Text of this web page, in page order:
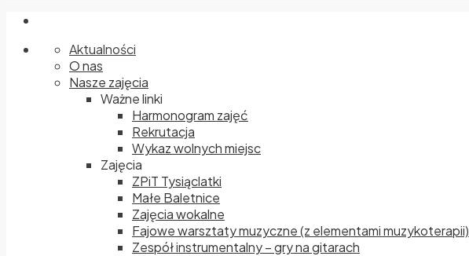
Aktualności
O nas
Nasze zajęcia
Ważne linki
Harmonogram zajęć
Rekrutacja
Wykaz wolnych miejsc
Zajęcia
ZPiT Tysiąclatki
Małe Baletnice
Zajęcia wokalne
Fajowe warsztaty muzyczne (z elementami muzykoterapii)
Zespół instrumentalny – gry na gitarach